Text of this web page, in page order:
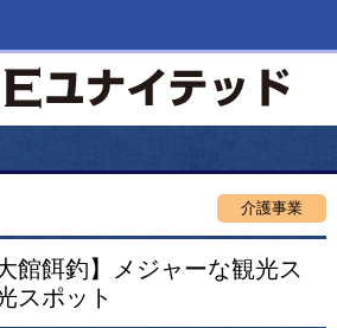
介護事業
館餌釣】メジャーな観光ス
スポット